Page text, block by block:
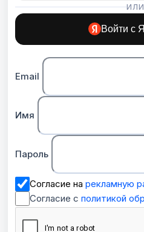
ИЛИ
Войти с
Email
Имя
Пароль
Согласие на рекламную
Согласие с политикой